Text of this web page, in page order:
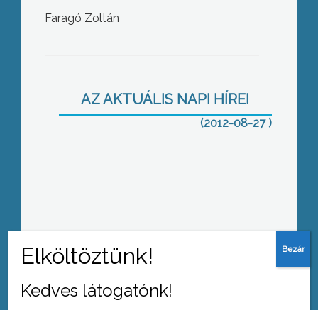
Faragó Zoltán
AZ AKTUÁLIS NAPI HÍREI
(2012-08-27 )
Helyben alkalmazható, geofizikai
Kedves látogatónk!